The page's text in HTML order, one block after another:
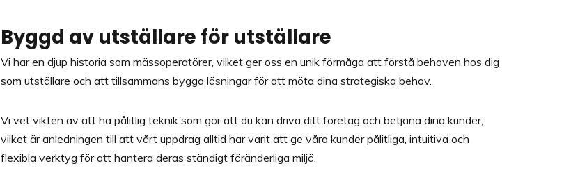
Byggd av utställare för utställare
Vi har en djup historia som mässoperatörer, vilket ger oss en unik förmåga att förstå behoven hos dig
som utställare och att tillsammans bygga lösningar för att möta dina strategiska behov.
Vi vet vikten av att ha pålitlig teknik som gör att du kan driva ditt företag och betjäna dina kunder,
vilket är anledningen till att vårt uppdrag alltid har varit att ge våra kunder pålitliga, intuitiva och
flexibla verktyg för att hantera deras ständigt föränderliga miljö.